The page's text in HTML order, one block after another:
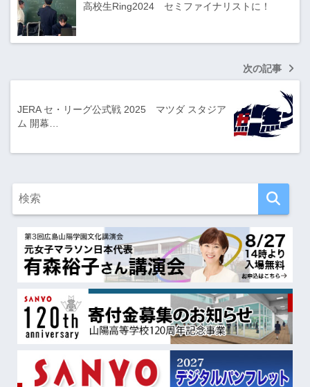
高校生Ring2024 セミファイナリストに！
次の記事
JERA セ・リーグ公式戦 2025 マツダ スタジア
ム 開幕…